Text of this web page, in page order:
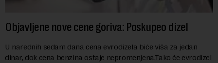
Objavljene nove cene goriva: Poskupeo dizel
U narednih sedam dana cena evrodizela biće viša za jedan
dinar, dok cena benzina ostaje nepromenjena.Tako će evrodizel